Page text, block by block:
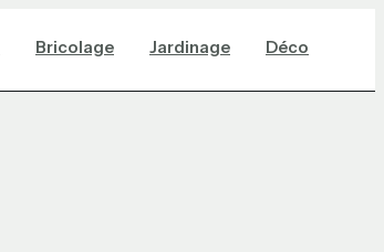
Bricolage Jardinage Déco